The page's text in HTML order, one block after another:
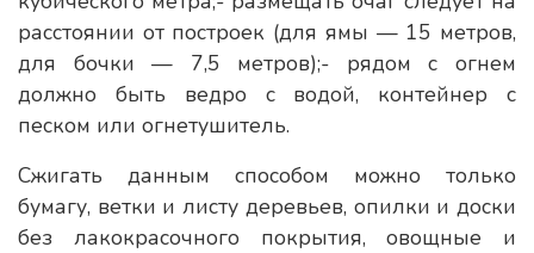
расстоянии от построек (для ямы — 15 метров,
для бочки — 7,5 метров);- рядом с огнем
должно быть ведро с водой, контейнер с
песком или огнетушитель.
Сжигать данным способом можно только
бумагу, ветки и листу деревьев, опилки и доски
без лакокрасочного покрытия, овощные и